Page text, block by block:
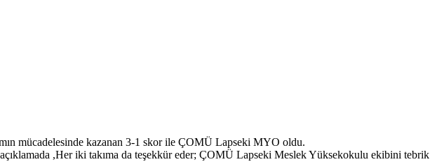
mücadelesinde kazanan 3-1 skor ile ÇOMÜ Lapseki MYO oldu.
açıklamada ,Her iki takıma da teşekkür eder; ÇOMÜ Lapseki Meslek Yüksekokulu ekibini